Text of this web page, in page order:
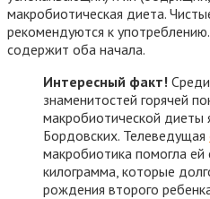
макробиотическая диета.
рекомендуются к
содержит оба начала.
Интересный факт!
знаменитостей горячей
макробиотической диеты
Бордовских. Телеведущая
макробиотика помогла ей
килограмма, которые
рождения второго